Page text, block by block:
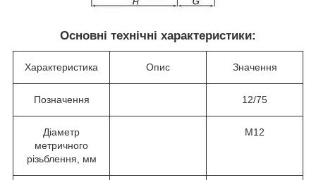
Основні технічні характеристики:
Характеристика Опис Значення
Позначення 12/75
Діаметр
метричного
різьблення, мм
М12